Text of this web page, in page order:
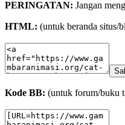
PERINGATAN: Jangan
HTML: (untuk beranda situs/
Kode BB: (untuk forum/buku